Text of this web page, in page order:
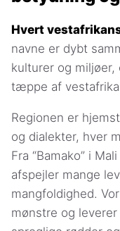
Hvert
navne er dybt
kulturer og
tæppe af
Regionen er
og dialekter, hver
Fra “Bamako” i
afspejler mange
mangfoldighed.
mønstre og